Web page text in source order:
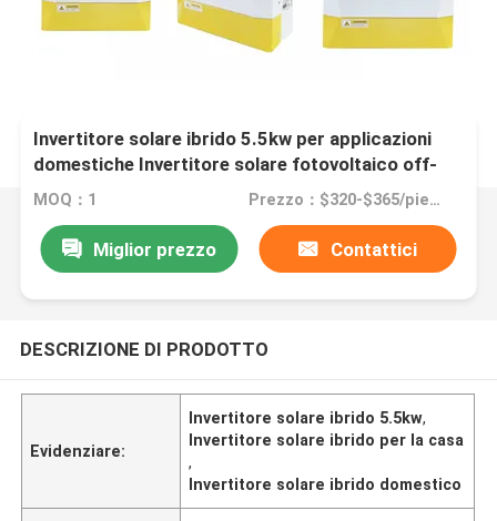
Invertitore solare ibrido 5.5kw per applicazioni
domestiche Invertitore solare fotovoltaico off-
grid
MOQ：1 Prezzo：$320-$365/piece
Miglior prezzo Contattici
DESCRIZIONE DI PRODOTTO
Evidenziare:
Invertitore solare ibrido 5.5kw,
Invertitore solare ibrido per la casa
,
Invertitore solare ibrido domestico